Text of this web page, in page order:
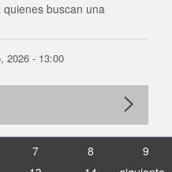
buscan una
2026 - 13:00
7 8
9